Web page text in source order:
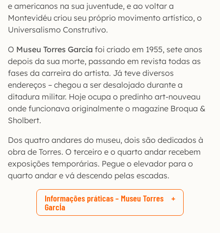
e americanos na sua juventude, e ao voltar a
Montevidéu criou seu próprio movimento artístico, o
Universalismo Construtivo.
O Museu Torres García foi criado em 1955, sete anos
depois da sua morte, passando em revista todas as
fases da carreira do artista. Já teve diversos
endereços – chegou a ser desalojado durante a
ditadura militar. Hoje ocupa o predinho art-nouveau
onde funcionava originalmente o magazine Broqua &
Sholbert.
Dos quatro andares do museu, dois são dedicados à
obra de Torres. O terceiro e o quarto andar recebem
exposições temporárias. Pegue o elevador para o
quarto andar e vá descendo pelas escadas.
Informações práticas – Museu Torres
GarcÍa